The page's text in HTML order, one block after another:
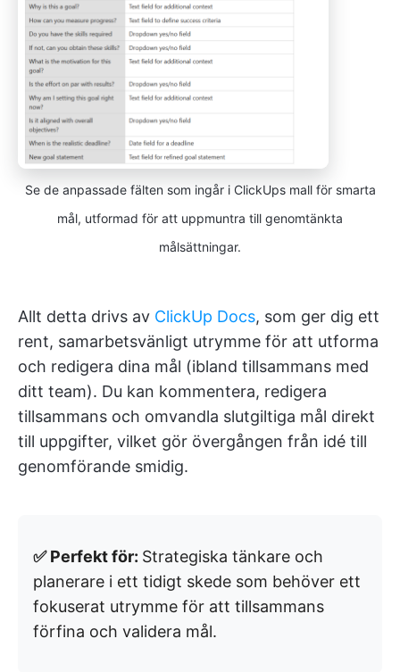
Se de anpassade fälten som ingår i ClickUps mall för smarta
mål, utformad för att uppmuntra till genomtänkta
målsättningar.
Allt detta drivs av ClickUp Docs, som ger dig ett
rent, samarbetsvänligt utrymme för att utforma
och redigera dina mål (ibland tillsammans med
ditt team). Du kan kommentera, redigera
tillsammans och omvandla slutgiltiga mål direkt
till uppgifter, vilket gör övergången från idé till
genomförande smidig.
✅ Perfekt för: Strategiska tänkare och
planerare i ett tidigt skede som behöver ett
fokuserat utrymme för att tillsammans
förfina och validera mål.